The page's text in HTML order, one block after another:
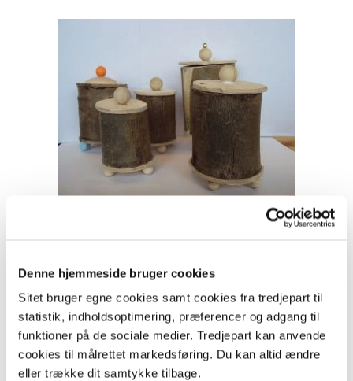
Denne hjemmeside bruger cookies
Sitet bruger egne cookies samt cookies fra tredjepart til
statistik, indholdsoptimering, præferencer og adgang til
funktioner på de sociale medier. Tredjepart kan anvende
cookies til målrettet markedsføring. Du kan altid ændre
eller trække dit samtykke tilbage.
Til sidst kan grendåserne komme på udstilling. Hver
elev kan give sin grendåse et navn - og skrive, hvad den
skal bruges til.